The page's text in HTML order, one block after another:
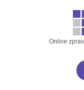
Online